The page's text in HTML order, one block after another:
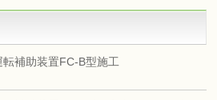
補助装置FC-B型施工